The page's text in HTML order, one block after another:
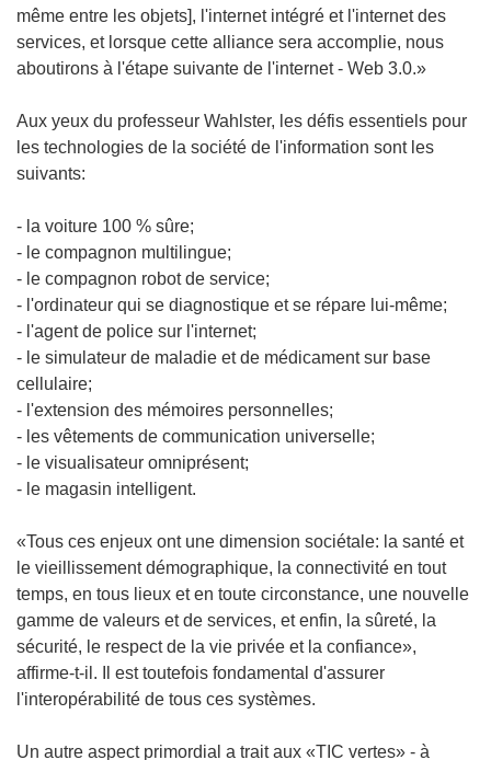
même entre les objets], l'internet intégré et l'internet des
services, et lorsque cette alliance sera accomplie, nous
aboutirons à l'étape suivante de l'internet - Web 3.0.»
Aux yeux du professeur Wahlster, les défis essentiels pour
les technologies de la société de l'information sont les
suivants:
- la voiture 100 % sûre;
- le compagnon multilingue;
- le compagnon robot de service;
- l'ordinateur qui se diagnostique et se répare lui-même;
- l'agent de police sur l'internet;
- le simulateur de maladie et de médicament sur base
cellulaire;
- l'extension des mémoires personnelles;
- les vêtements de communication universelle;
- le visualisateur omniprésent;
- le magasin intelligent.
«Tous ces enjeux ont une dimension sociétale: la santé et
le vieillissement démographique, la connectivité en tout
temps, en tous lieux et en toute circonstance, une nouvelle
gamme de valeurs et de services, et enfin, la sûreté, la
sécurité, le respect de la vie privée et la confiance»,
affirme-t-il. Il est toutefois fondamental d'assurer
l'interopérabilité de tous ces systèmes.
Un autre aspect primordial a trait aux «TIC vertes» - à